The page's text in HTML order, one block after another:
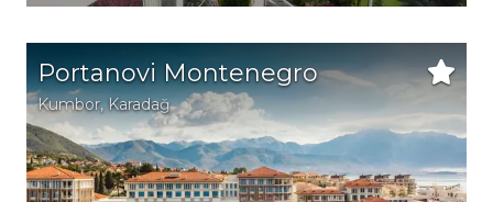
Portanovi Montenegro
Kumbor, Karadağ